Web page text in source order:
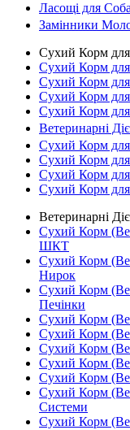
Ласощі для
Замінники
Сухий Корм
Сухий Корм
Сухий Корм
Сухий Корм для
Сухий Корм
Ветеринарні
Сухий Корм для
Сухий Корм
Сухий Корм
Сухий Корм
Ветеринарні
Сухий Корм
ШКТ
Сухий Корм
Нирок
Сухий Корм
Печінки
Сухий Корм
Сухий Корм
Сухий Корм
Сухий Корм
Сухий Корм
Сухий Корм
Системи
Сухий Корм